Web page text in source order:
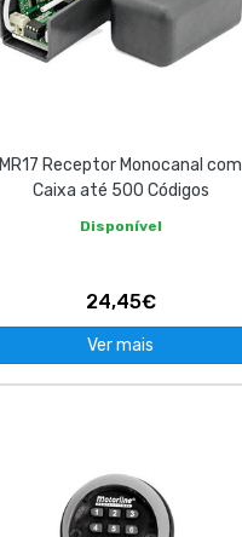
MR17 Receptor Monocanal com
Caixa até 500 Códigos
Disponível
24,45€
Ver mais